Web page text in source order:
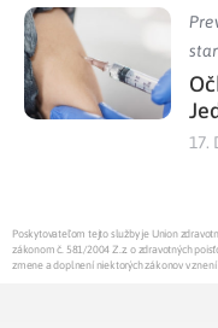
17.
Poskytovateľom tejto služby je Union
zákonom č. 581/2004 Z.z. o zdravotných
zmene a doplnení niektorých zákonov v